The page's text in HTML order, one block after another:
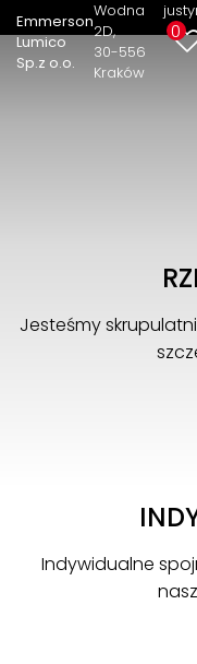
Emmerson
Lumico
Sp.z o.o.
Wodna
2D
30-556
Kraków
0
Jesteśmy
Indywidualne